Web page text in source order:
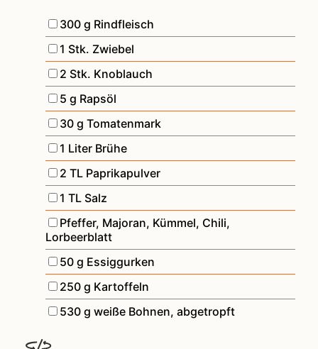
▢
300 g Rindfleisch
▢
1 Stk. Zwiebel
▢
2 Stk. Knoblauch
▢
5 g Rapsöl
▢
30 g Tomatenmark
▢
1 Liter Brühe
▢
2 TL Paprikapulver
▢
1 TL Salz
▢
Pfeffer, Majoran, Kümmel, Chili,
Lorbeerblatt
▢
50 g Essiggurken
▢
250 g Kartoffeln
▢
530 g weiße Bohnen,abgetropft